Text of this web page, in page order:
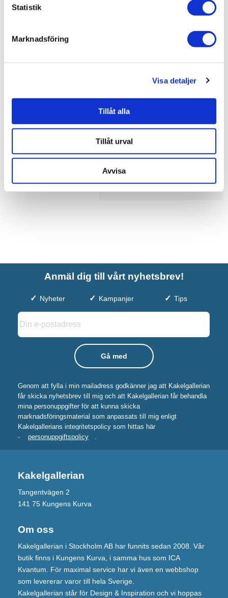
Statistik
Marknadsföring
Visa detaljer
Tillåt alla
Tillåt urval
Avvisa
Bad & kök / Badrum / Blandare /
Tvättställsblandare
med Dubbla vred Krom &
Keramik
5.490 kr
JUST NU!
Anmäl dig till vårt nyhetsbrev!
Nyheter Kampanjer Tips
Genom att fylla i min mailadress godkänner jag att Kakelgallerian
får skicka nyhetsbrev till mig och att Kakelgallerian får behandla
mina personuppgifter för att kunna skicka
marknadsföringsmaterial som anpassats till mig enligt
Kakelgallerians integritetspolicy som hittas här
-
personuppgiftspolicy .
Kakelgallerian
Tangentvägen 2
141 75 Kungens Kurva
Om oss
Kakelgallerian i Stockholm AB har funnits sedan 2008. Vår
butik finns i Kungens Kurva, i samma hus som ICA
Kvantum. För maximal service har vi även en webbshop
som levererar varor till hela Sverige.
Kakelgallerian står för Design & Inspiration och vi hoppas